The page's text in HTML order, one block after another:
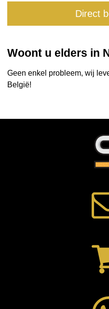
Direct
Woont u elders in
Geen enkel probleem, wij
België!